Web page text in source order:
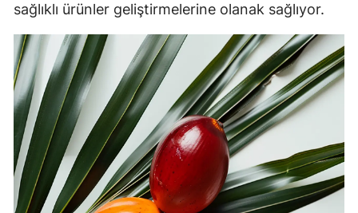
sağlıklı ürünler geliştirmelerine olanak sağlıyor.